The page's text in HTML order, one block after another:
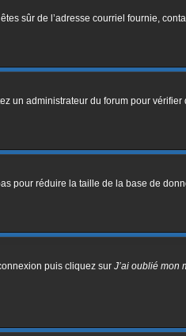
sûr de l’adresse courriel fournie,
un administrateur du forum pour vérifier
pour réduire la taille de la base de
puis cliquez sur J’ai oublié mon